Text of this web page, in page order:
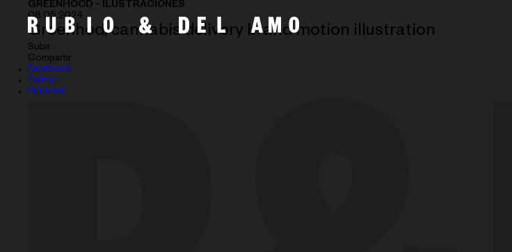
GREENHOOD – ILUSTRACIONES
08.05.2024
Greenhod, cannabis delivery brand motion illustration
Subir
Compartir
Facebook
Twitter
Pinterest